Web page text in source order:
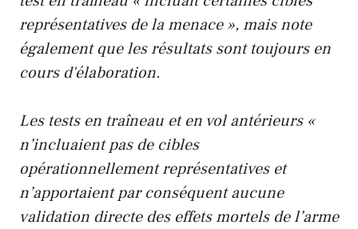
représentatives de la menace », mais note
également que les résultats sont toujours en
cours d'élaboration.
Les tests en traîneau et en vol antérieurs «
n’incluaient pas de cibles
opérationnellement représentatives et
n’apportaient par conséquent aucune
validation directe des effets mortels de l’arme